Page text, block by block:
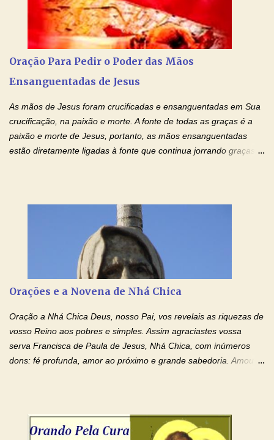
Jesus. Adriana-Devoção e Fé Mensagem do Padre Marcelo Rossi
em seu Facebook: Amados, iniciamos uma semana para orar
pelos relacionamentos. Diz a Bíblia sagrada: "O amor é paciente,
de orgulho. Nada faz de inconveniente, não procura o seu próprio
interesse, não se irrita, não guarda rancor. Não se alegra com a
Oração Para Pedir o Poder das Mãos
Ensanguentadas de Jesus
As mãos de Jesus foram crucificadas e ensanguentadas em Sua
crucificação, na paixão e morte. A fonte de todas as graças é a
paixão e morte de Jesus, portanto, as mãos ensanguentadas
estão diretamente ligadas à fonte que continua jorrando graças
ensanguentadas, chagadas e abertas, sobre mim, neste
momento. Sinto-me completamente sem forças para prosseguir,
carregando as minhas cruzes. Preciso que a força e o poder de
Tuas Mãos, que suportaram a mais profunda dor ao serem
pregadas na Cruz, reergam-me e curem-me agora. Jesus, não
amo. Nós precisamos desesperadamente de cura física e
espiritual, através do toque consolador de tuas Mãos
ensanguentadas e infinitamente poderosas. Eu reconheço,
apesar de toda a minha limitação e da infinidade dos meus ...
Orações e a Novena de Nhá Chica
Oração a Nhá Chica Deus, nosso Pai, vos revelais as riquezas de
vosso Reino aos pobres e simples. Assim agraciastes vossa
serva Francisca de Paula de Jesus, Nhá Chica, com inúmeros
dons: fé profunda, amor ao próximo e grande sabedoria. Amou a
Senhor Jesus Cristo, vosso Filho, na unidade do Espírito Santo.
Amém. Novena a Nhá Chica (Oração para obter os favores